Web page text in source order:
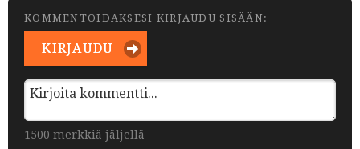
KOMMENTOIDAKSESI KIRJAUDU SISÄÄN:
KIRJAUDU
1500 merkkiä jäljellä